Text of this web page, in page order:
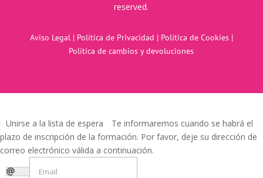
reserved.
Aviso Legal| Política de Privacidad | Política de Cookies|
Política de cambios y devoluciones
Unirse a la lista de espera
Te informaremos cuando se habrá el
plazo de inscripción de la formación. Por favor, deje su dirección de
correo electrónico válida a continuación.